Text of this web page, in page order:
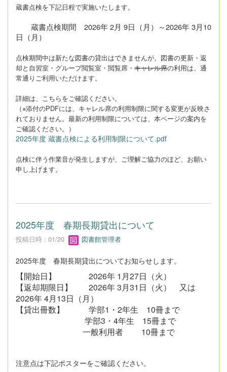
蔵書点検を下記日程で実施いたします。
蔵書点検期間 2026年 2月 9日（月）～2026年 3月10
日（月）
点検期間中は新たな図書の貸出はできませんが、図書の更新・返
却と自習室・グループ閲覧室・閲覧席・ キャレル席の利用は、通
常通りご利用いただけます。
詳細は、こちらをご確認ください。
（※添付のPDFには、キャレル席の利用制限に関する変更が反映さ
れておりません。最新の利用制限については、本ページの案内を
ご確認ください。）
2025年度 蔵書点検による利用制限について.pdf
点検に伴う作業音が発生しますが、ご理解ご協力のほど、お願い
申し上げます。
2025年度 春期長期貸出について
投稿日時 : 01/20 図書館管理者
2025年度 春期長期貸出についてお知らせします。
【開始日】 2026年 1月27日（火）
【返却期限日】 2026年 3月31日（火） 又は
2026年 4月13日（月）
【貸出冊数】 学部1・2年生 10冊まで
学部3・4年生 15冊まで
一般利用者 10冊まで
注意点は下記ポスターをご確認ください。